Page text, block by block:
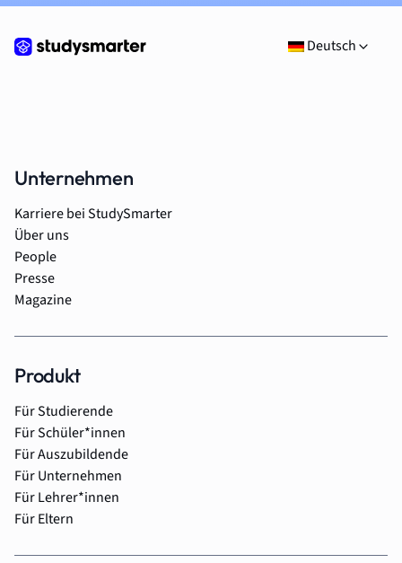
Deutsch
Unternehmen
Karriere bei StudySmarter
Über uns
People
Presse
Magazine
Produkt
Für Studierende
Für Schüler*innen
Für Auszubildende
Für Unternehmen
Für Lehrer*innen
Für Eltern